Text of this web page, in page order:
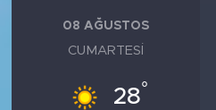
08 AĞUSTOS
CUMARTESI
28°